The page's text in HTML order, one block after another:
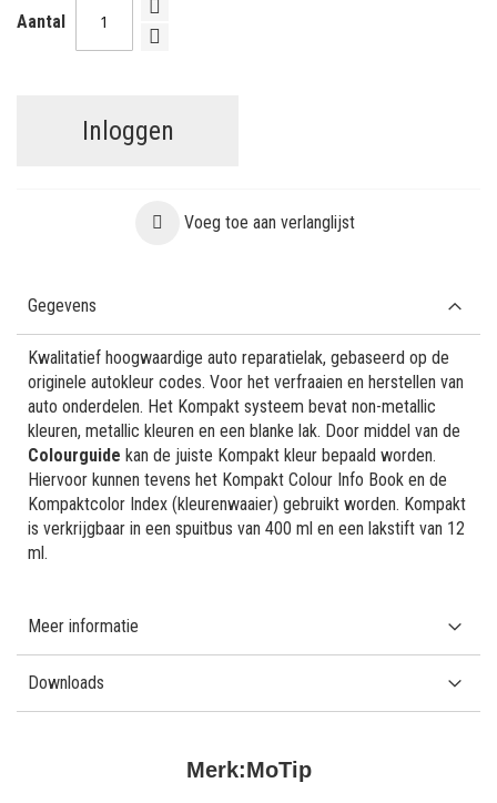
Aantal
Inloggen
Voeg toe aan verlanglijst
Merk:MoTip
Gegevens
Kwalitatief hoogwaardige auto reparatielak, gebaseerd op de
originele autokleur codes. Voor het verfraaien en herstellen van
auto onderdelen. Het Kompakt systeem bevat non-metallic
kleuren, metallic kleuren en een blanke lak. Door middel van de
Colourguide kan de juiste Kompakt kleur bepaald worden.
Hiervoor kunnen tevens het Kompakt Colour Info Book en de
Kompaktcolor Index (kleurenwaaier) gebruikt worden. Kompakt
is verkrijgbaar in een spuitbus van 400 ml en een lakstift van 12
ml.
Meer informatie
Downloads